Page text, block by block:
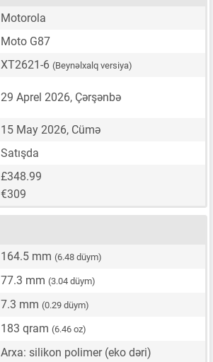
Motorola
Moto G87
XT2621-6 (Beynəlxalq versiya)
29 Aprel 2026, Çərşənbə
15 May 2026, Cümə
Satışda
£348.99
€309
164.5 mm (6.48 düym)
77.3 mm (3.04 düym)
7.3 mm (0.29 düym)
183 qram (6.46 oz)
Arxa: silikon polimer (eko dəri)